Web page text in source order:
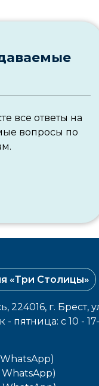
все ответы на
вопросы по
«Три Столицы»
224016, г. Брест,
пятница: с 10 -
WhatsApp)
WhatsApp)